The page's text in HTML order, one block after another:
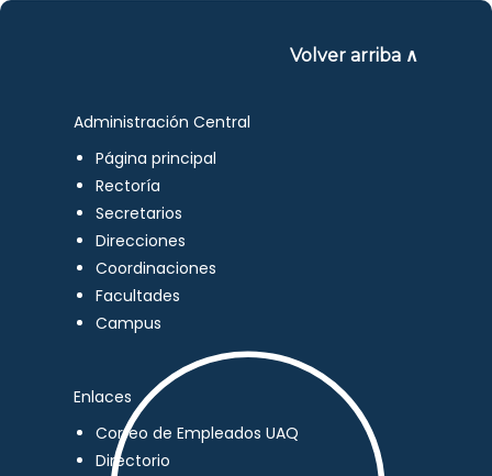
Volver arriba ∧
Administración Central
Página principal
Rectoría
Secretarios
Direcciones
Coordinaciones
Facultades
Campus
Enlaces
Correo de Empleados UAQ
Directorio